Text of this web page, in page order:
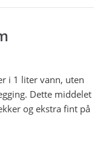
i 1 liter vann, uten
Dette middelet
og ekstra fint på